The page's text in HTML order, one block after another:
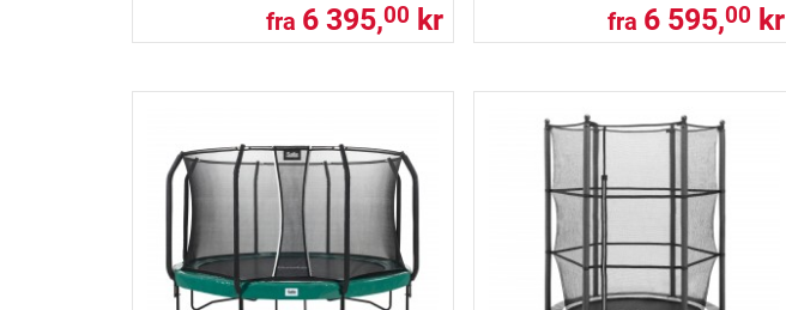
fra 6 395,00 kr fra 6 595,00 kr